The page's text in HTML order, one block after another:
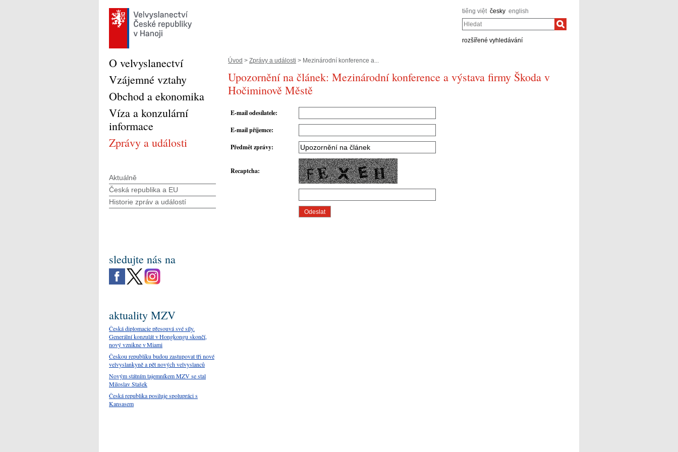
tiếng việt česky english
Hledat
rozšířené vyhledávání
Úvod > Zprávy a události > Mezinárodní konference a...
Upozornění na článek: Mezinárodní konference a výstava firmy Škoda v
Hočiminově Městě
E-mail odesílatele:
E-mail příjemce:
Předmět zprávy:
Recaptcha:
O velvyslanectví
Vzájemné vztahy
Obchod a ekonomika
Víza a konzulární
informace
Zprávy a události
Aktuálně
Česká republika a EU
Historie zpráv a událostí
sledujte nás na
aktuality MZV
Česká diplomacie přesouvá své síly.
Generální konzulát v Hongkongu skončí,
nový vznikne v Miami
Českou republiku budou zastupovat tři nové
velvyslankyně a pět nových velvyslanců
Novým státním tajemníkem MZV se stal
Miloslav Stašek
Česká republika posiluje spolupráci s
Kansasem